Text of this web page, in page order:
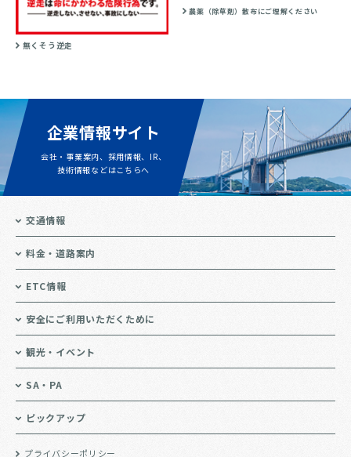
無くそう逆走
農薬（除草剤）散布にご理解ください
企業情報サイト
会社・事業案内、採用情報、IR、
技術情報などはこちらへ
交通情報
料金・道路案内
ETC情報
安全にご利用いただくために
観光・イベント
SA・PA
ピックアップ
プライバシーポリシー